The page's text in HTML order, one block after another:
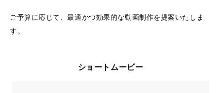
ご予算に応じて、最適かつ効果的な動画制作を提案いたしま
す。
ショートムービー